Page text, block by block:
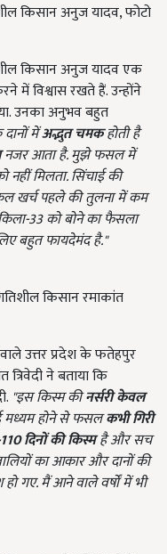
किसान अनुज यादव, फोटो
किसान अनुज यादव एक
में विश्वास रखते हैं. उन्होंने
उनका अनुभव बहुत
मेंअद्भुत चमकहोती है
नजर आता है. मुझे फसल में
नहीं मिलता. सिंचाई की
खर्च पहले की तुलना में कम
33को बोने का फैसला
बहुत फायदेमंद है."
किसान रमाकांत
उत्तर प्रदेश के फतेहपुर
ने बताया कि
"इस किस्म कीनर्सरी केवल
मध्यम होने से फसलकभी गिरी
दिनों की किस्महै और सच
का आकार और दानों की
गए. मैं आने वाले वर्षों में भी